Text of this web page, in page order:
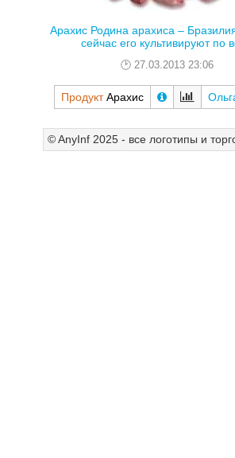
Арахис Родина арахиса –
сейчас его культивируют по
27.03.2013 23:06
ПродуктАрахис
© AnyInf 2025 - все логотипы и